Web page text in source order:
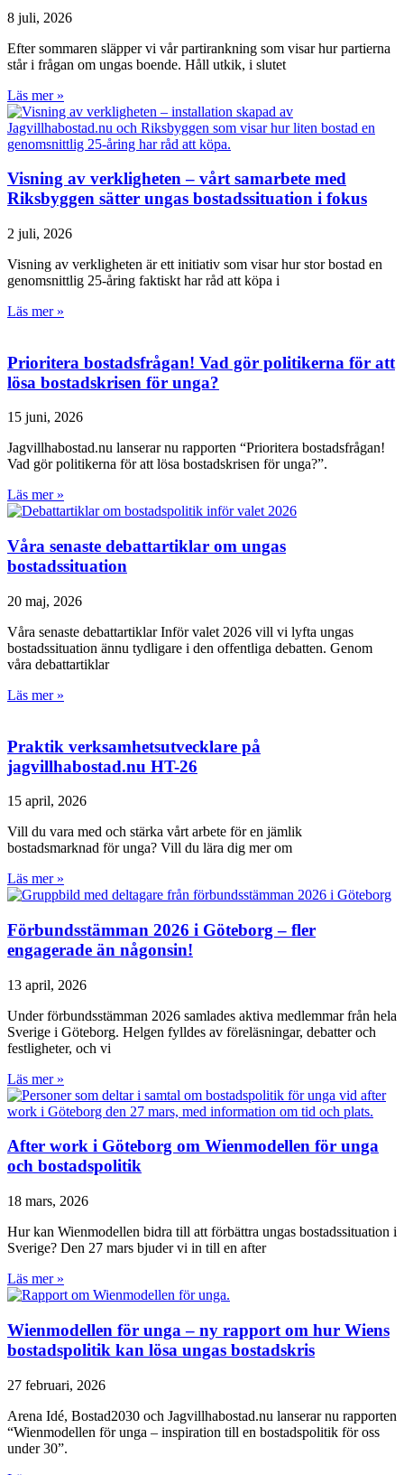
8 juli, 2026
Efter sommaren släpper vi vår partirankning som visar hur partierna
står i frågan om ungas boende. Håll utkik, i slutet
Läs mer »
Visning av verkligheten – vårt samarbete med
Riksbyggen sätter ungas bostadssituation i fokus
2 juli, 2026
Visning av verkligheten är ett initiativ som visar hur stor bostad en
genomsnittlig 25-åring faktiskt har råd att köpa i
Läs mer »
Prioritera bostadsfrågan! Vad gör politikerna för att
lösa bostadskrisen för unga?
15 juni, 2026
Jagvillhabostad.nu lanserar nu rapporten “Prioritera bostadsfrågan!
Vad gör politikerna för att lösa bostadskrisen för unga?”.
Läs mer »
Våra senaste debattartiklar om ungas
bostadssituation
20 maj, 2026
Våra senaste debattartiklar Inför valet 2026 vill vi lyfta ungas
bostadssituation ännu tydligare i den offentliga debatten. Genom
våra debattartiklar
Läs mer »
Praktik verksamhetsutvecklare på
jagvillhabostad.nu HT-26
15 april, 2026
Vill du vara med och stärka vårt arbete för en jämlik
bostadsmarknad för unga? Vill du lära dig mer om
Läs mer »
Förbundsstämman 2026 i Göteborg – fler
engagerade än någonsin!
13 april, 2026
Under förbundsstämman 2026 samlades aktiva medlemmar från hela
Sverige i Göteborg. Helgen fylldes av föreläsningar, debatter och
festligheter, och vi
Läs mer »
After work i Göteborg om Wienmodellen för unga
och bostadspolitik
18 mars, 2026
Hur kan Wienmodellen bidra till att förbättra ungas bostadssituation i
Sverige? Den 27 mars bjuder vi in till en after
Läs mer »
Wienmodellen för unga – ny rapport om hur Wiens
bostadspolitik kan lösa ungas bostadskris
27 februari, 2026
Arena Idé, Bostad2030 och Jagvillhabostad.nu lanserar nu rapporten
“Wienmodellen för unga – inspiration till en bostadspolitik för oss
under 30”.